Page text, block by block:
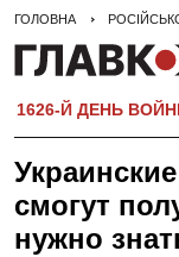
ГОЛОВНА
1626-Й ДЕНЬ
смогут
нужно